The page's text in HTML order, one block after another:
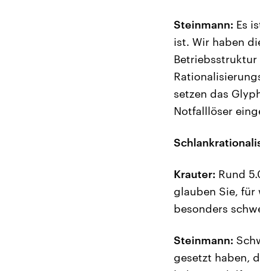
Steinmann: Es
ist. Wir haben
Betriebsstruktur
setzen das
Notfalllöser
Krauter: Rund
glauben Sie,
besonders
Steinmann:
gesetzt haben,